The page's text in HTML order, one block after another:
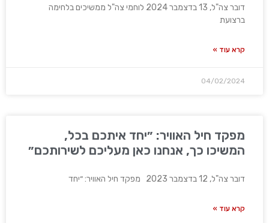
דובר צה"ל, 13 בדצמבר 2024 לוחמי צה"ל ממשיכים בלחימה
ברצועת
קרא עוד »
04/02/2024
מפקד חיל האוויר: ״יחד איתכם בכל,
המשיכו כך, אנחנו כאן מעליכם לשירותכם״
דובר צה"ל, 12 בדצמבר 2023 מפקד חיל האוויר: ״יחד
קרא עוד »